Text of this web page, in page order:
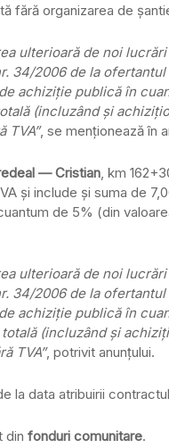
fără organizarea de
ulterioară de noi
34/2006 de la
achiziţie publică în
(incluzând şi
TVA”, se menţionează în
— Cristian, km
şi include şi suma de
de 5% (din
ulterioară de noi
34/2006 de la
achiziţie publică în
(incluzând şi
TVA”, potrivit anunţului.
la data atribuirii
din fonduri comunitare.